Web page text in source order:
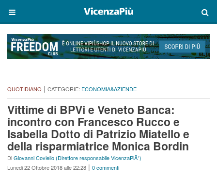
QUOTIDIANO | CATEGORIE: ECONOMIA&AZIENDE
Vittime di BPVi e Veneto Banca:
incontro con Francesco Rucco e
Isabella Dotto di Patrizio Miatello e
della risparmiatrice Monica Bordin
DiGiovanni Coviello (Direttore responsabile VicenzaPiÃ¹)
Lunedi 22 Ottobre 2018 alle 22:28 | 0 commenti